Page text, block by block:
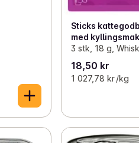
Sticks
med kyllingsmak
3 stk, 18 g,
18,50 kr
1 027,78 kr /kg